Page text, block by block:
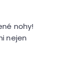
nohy!
nejen